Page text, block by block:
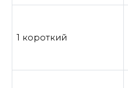
1 короткий